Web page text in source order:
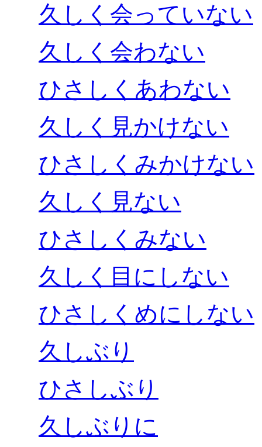
久しく会っていない
久しく会わない
ひさしくあわない
久しく見かけない
ひさしくみかけない
久しく見ない
ひさしくみない
久しく目にしない
ひさしくめにしない
久しぶり
ひさしぶり
久しぶりに